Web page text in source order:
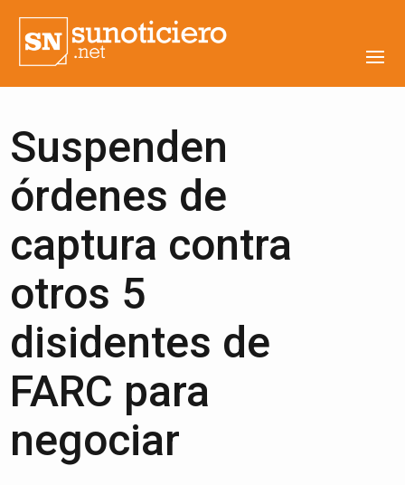
Suspenden
órdenes de
captura contra
otros 5
disidentes de
FARC para
negociar